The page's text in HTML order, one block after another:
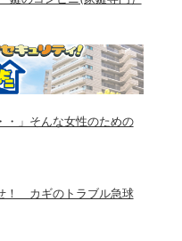
・」そんな女性のための
！ カギのトラブル急球